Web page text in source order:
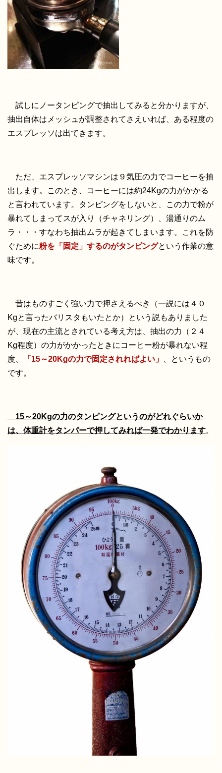
試しにノータンピングで抽出してみると分かりますが、
抽出自体はメッシュが調整されてさえいれば、ある程度の
エスプレッソは出てきます。
ただ、エスプレッソマシンは９気圧の力でコーヒーを抽
出します。このとき、コーヒーには約24Kgの力がかかる
と言われています。タンピングをしないと、この力で粉が
暴れてしまってスが入り（チャネリング）、湯通りのム
ラ・・・すなわち抽出ムラが起きてしまいます。これを防
ぐために粉を「固定」するのがタンピングという作業の意
味です。
昔はものすごく強い力で押さえるべき（一説には４０
Kgと言ったバリスタもいたとか）という説もありました
が、現在の主流とされている考え方は、抽出の力（２４
Kg程度）の力がかかったときにコーヒー粉が暴れない程
度、
「15～20Kgの力で固定されればよい」
、というもの
です。
15～20Kgの力のタンピングというのがどれぐらいか
は、体重計をタンパーで押してみれば一発でわかります。